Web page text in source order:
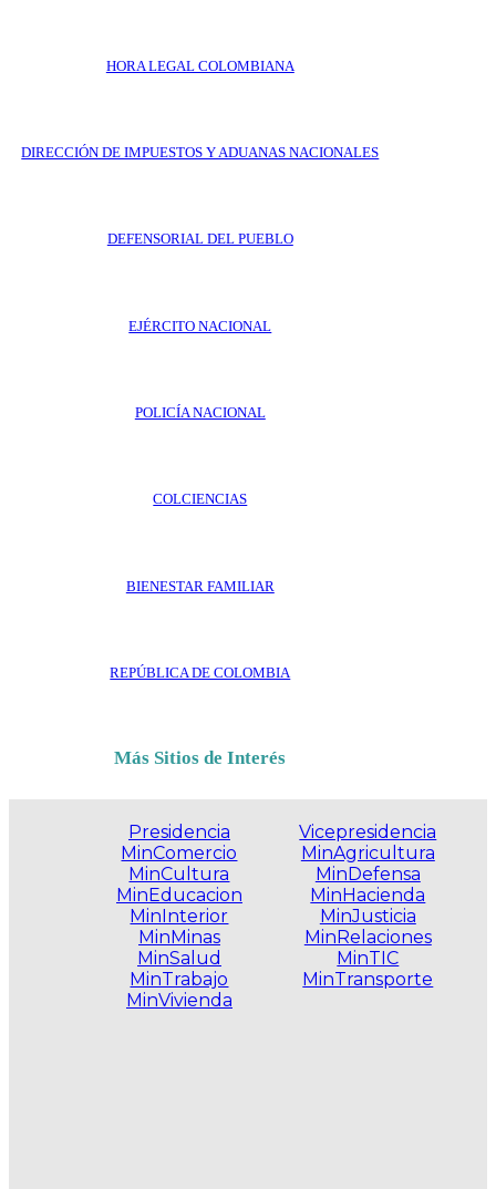
HORA LEGAL COLOMBIANA
DIRECCIÓN DE IMPUESTOS Y ADUANAS NACIONALES
DEFENSORIAL DEL PUEBLO
EJÉRCITO NACIONAL
POLICÍA NACIONAL
COLCIENCIAS
BIENESTAR FAMILIAR
REPÚBLICA DE COLOMBIA
Más Sitios de Interés
Presidencia
MinComercio
MinCultura
MinEducacion
MinInterior
MinMinas
MinSalud
MinTrabajo
MinVivienda
Vicepresidencia
MinAgricultura
MinDefensa
MinHacienda
MinJusticia
MinRelaciones
MinTIC
MinTransporte